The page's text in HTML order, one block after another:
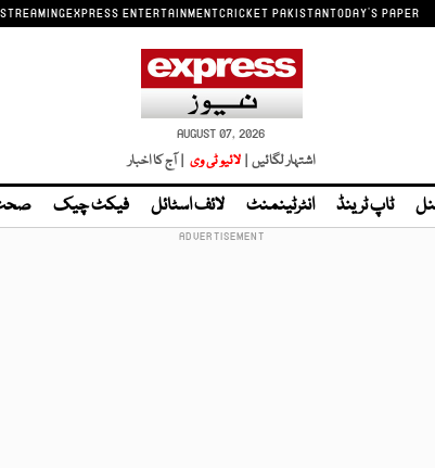
EXPRESS ENTERTAINMENTCRICKET PAKISTANTODAY'S PAPER
AUGUST 07, 2026
اشتہار لگائیں | لائیو ٹی وی | آج کا اخبار
ٹاپ ٹرینڈ انٹرٹینمنٹ لائف اسٹائل فیکٹ چیک